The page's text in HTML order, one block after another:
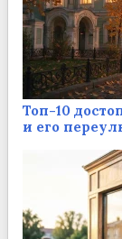
Топ-10
и его